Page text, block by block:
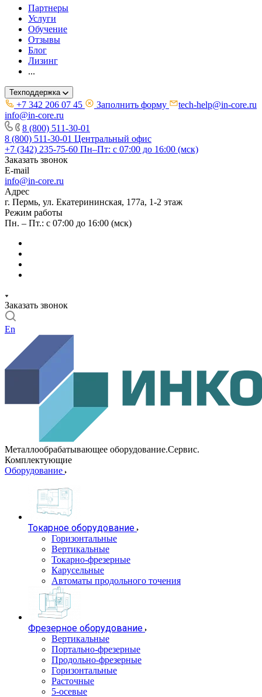
Партнеры
Услуги
Обучение
Отзывы
Блог
Лизинг
...
Техподдержка
+7 342 206 07 45 Заполнить форму
tech-help@in-core.ru
info@in-core.ru
8 (800) 511-30-01
8 (800) 511-30-01 Центральный офис
+7 (342) 235-75-60 Пн–Пт: с 07:00 до 16:00 (мск)
Заказать звонок
E-mail
info@in-core.ru
Адрес
г. Пермь, ул. ​Екатерининская, 177а, ​1-2 этаж
Режим работы
Пн. – Пт.: с 07:00 до 16:00 (мск)
Заказать звонок
En
Металлообрабатывающее оборудование.Сервис.
Комплектующие
Оборудование
Токарное оборудование
Горизонтальные
Вертикальные
Токарно-фрезерные
Карусельные
Автоматы продольного точения
Фрезерное оборудование
Вертикальные
Портально-фрезерные
Продольно-фрезерные
Горизонтальные
Расточные
5-осевые